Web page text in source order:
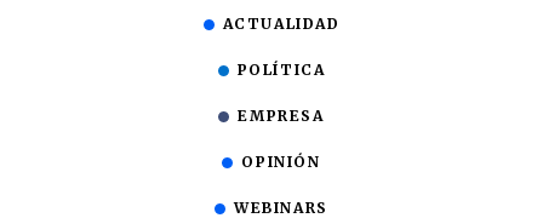
ACTUALIDAD
POLÍTICA
EMPRESA
OPINIÓN
WEBINARS